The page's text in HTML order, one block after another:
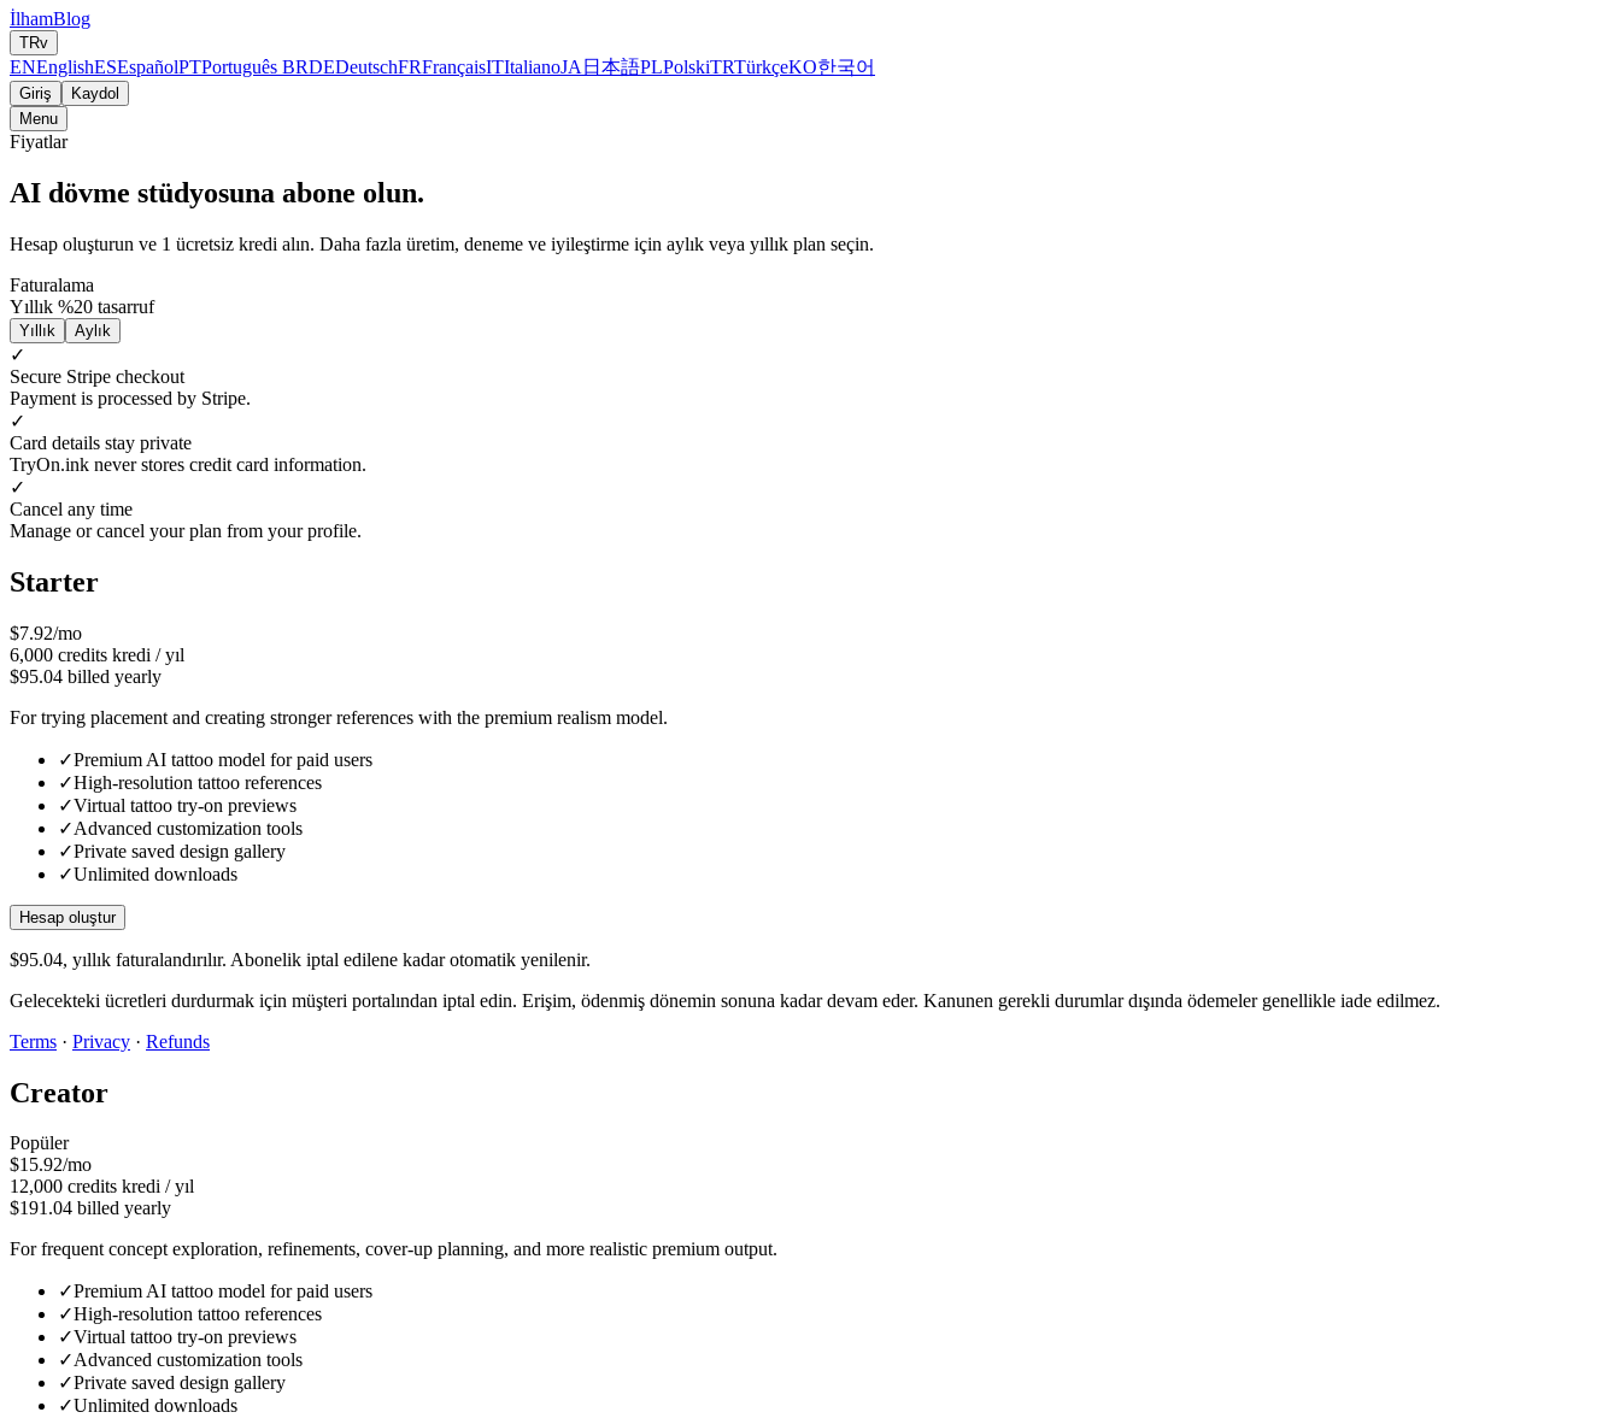
İlhamBlog
TRv
ENEnglishESEspañolPTPortuguês BRDEDeutschFRFrançaisITItalianoJA 日本語PLPolskiTRTürkçeKO한국어
Giriş
Kaydol
Menu
Fiyatlar
AI dövme stüdyosuna abone olun.
Hesap oluşturun ve 1 ücretsiz kredi alın. Daha fazla üretim, deneme ve iyileştirme için aylık veya yıllık plan seçin.
Faturalama
Yıllık %20 tasarruf
Yıllık Aylık
✓
Secure Stripe checkout
Payment is processed by Stripe.
✓
Card details stay private
TryOn.ink never stores credit card information.
✓
Cancel any time
Manage or cancel your plan from your profile.
Starter
$7.92/mo
6,000 credits kredi / yıl
$95.04 billed yearly
For trying placement and creating stronger references with the premium realism model.
✓Premium AI tattoo model for paid users
✓High-resolution tattoo references
✓Virtual tattoo try-on previews
✓Advanced customization tools
✓Private saved design gallery
✓Unlimited downloads
Hesap oluştur
$95.04, yıllık faturalandırılır. Abonelik iptal edilene kadar otomatik yenilenir.
Gelecekteki ücretleri durdurmak için müşteri portalından iptal edin. Erişim, ödenmiş dönemin sonuna kadar devam eder. Kanunen gerekli durumlar dışında ödemeler genellikle iade edilmez.
Terms · Privacy · Refunds
Creator
Popüler
$15.92/mo
12,000 credits kredi / yıl
$191.04 billed yearly
For frequent concept exploration, refinements, cover-up planning, and more realistic premium output.
✓Premium AI tattoo model for paid users
✓High-resolution tattoo references
✓Virtual tattoo try-on previews
✓Advanced customization tools
✓Private saved design gallery
✓Unlimited downloads